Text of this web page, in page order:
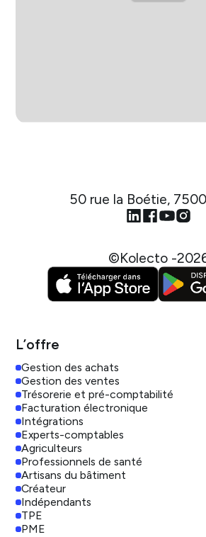
50 rue la Boétie,
©Kolecto -
L’offre
Gestion des achats
Gestion des ventes
Trésorerie et pré-comptabilité
Facturation électronique
Intégrations
Experts-comptables
Agriculteurs
Professionnels de santé
Artisans du bâtiment
Créateur
Indépendants
TPE
PME